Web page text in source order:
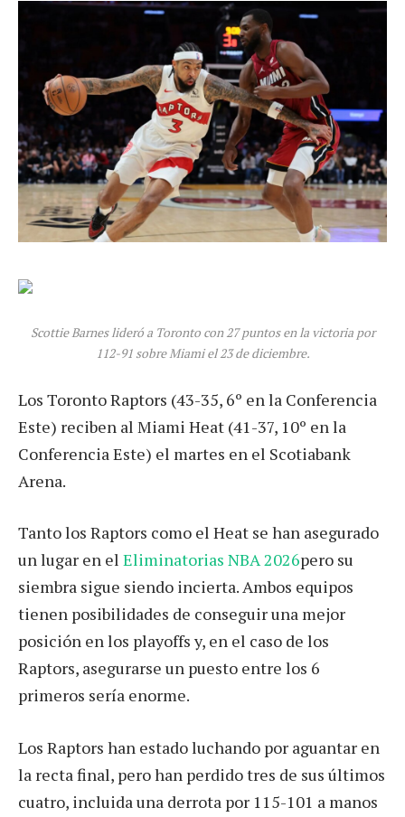
Scottie Barnes lideró a Toronto con 27 puntos en la victoria por
112-91 sobre Miami el 23 de diciembre.
Los Toronto Raptors (43-35, 6º en la Conferencia
Este) reciben al Miami Heat (41-37, 10º en la
Conferencia Este) el martes en el Scotiabank
Arena.
Tanto los Raptors como el Heat se han asegurado
un lugar en el Eliminatorias NBA 2026pero su
siembra sigue siendo incierta. Ambos equipos
tienen posibilidades de conseguir una mejor
posición en los playoffs y, en el caso de los
Raptors, asegurarse un puesto entre los 6
primeros sería enorme.
Los Raptors han estado luchando por aguantar en
la recta final, pero han perdido tres de sus últimos
cuatro, incluida una derrota por 115-101 a manos